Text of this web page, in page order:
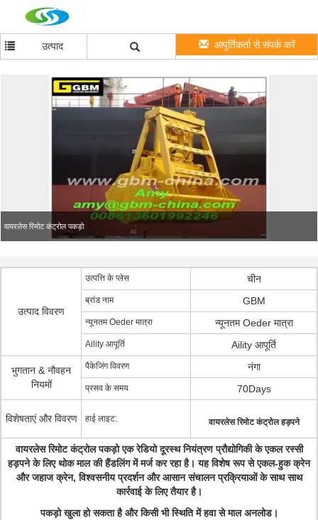
उत्पाद आपूर्तिकर्ता से संपर्क करें
वायरलेस रिमोट कंट्रोल पकड़ो
उत्पाद विवरण
उत्पत्ति के प्लेस चीन
ब्रांड नाम GBM
न्यूनतम Oeder मात्रा न्यूनतम Oeder मात्रा
Aility आपूर्ति Aility आपूर्ति
भुगतान & नौवहन
नियमों
पैकेजिंग विवरण नंगा
प्रसव के समय 70Days
विशेषताएं और विवरण हाई लाइट: वायरलेस रिमोट कंट्रोल हड़पने
वायरलेस रिमोट कंट्रोल पकड़ोएक रेडियो दूरस्थ नियंत्रण प्रौद्योगिकी के एकल रस्सी
हड़पने के लिए थोक माल की हैंडलिंग में मर्ज कर रहा है। यह विशेष रूप से एकल-हुक क्रेन
और जहाज क्रेन, विश्वसनीय प्रदर्शन और आसान संचालन प्रक्रियाओं के साथ साथ
कार्रवाई के लिए तैयार है।
पकड़ो खुला हो सकता है और किसी भी स्थिति में हवा से माल अनलोड।